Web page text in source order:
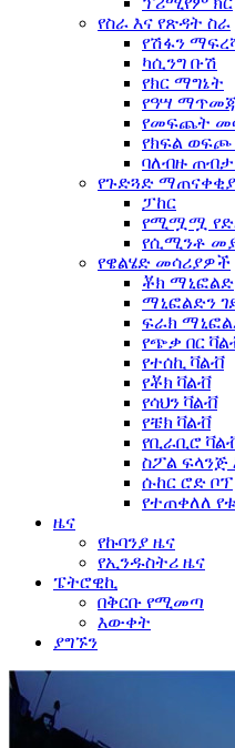
የስራ እና የጽዳት ስራ
የሽፋን
ካሲንግ ቡሽ
የክር ማግኔት
የዓሣ
የመፍጨት
የክፍል ወፍጮ
ባለብዙ
የጉድጓድ ማጠናቀቂያ
ፓከር
የሚሟሟ
የሲሚንቶ
የዌልሄድ መሳሪያዎች
ቾክ ማኒፎልድ
ማኒፎልድን
ፍራክ
የጭቃ በር
የተሰኪ ቫልቭ
የቾክ ቫልቭ
የሳህን ቫልቭ
የቼክ ቫልቭ
የቢራቢሮ
ስፖል ፍላንጅ
ሱከር ሮድ ቦፕ
የተጠቀለለ
ዜና
የኩባንያ ዜና
የኢንዱስትሪ ዜና
ፔትሮዊኪ
በቅርቡ የሚመጣ
እውቀት
ያግኙን